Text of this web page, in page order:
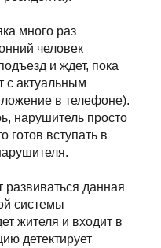
много раз
человек
и ждет, пока
с актуальным
в телефоне).
нарушитель просто
готов вступать в
развиваться данная
системы
жителя и входит в
детектирует